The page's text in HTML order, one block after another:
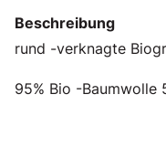
Beschreibung
rund -verknagte
95% Bio -Baumwolle